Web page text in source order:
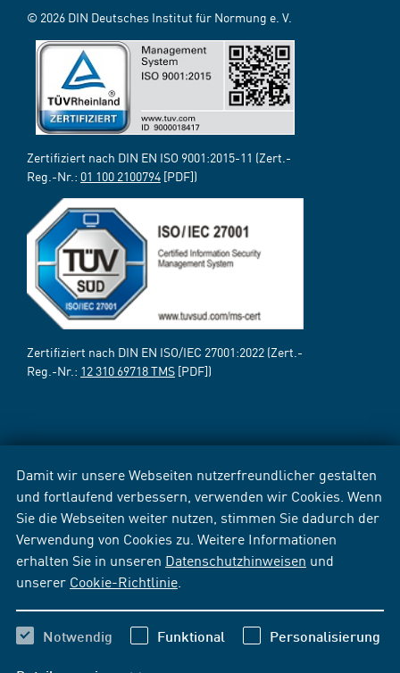
Damit wir unsere Webseiten nutzerfreundlicher gestalten
und fortlaufend verbessern, verwenden wir Cookies. Wenn
Sie die Webseiten weiter nutzen, stimmen Sie dadurch der
Verwendung von Cookies zu. Weitere Informationen
erhalten Sie in unseren Datenschutzhinweisen und
unserer Cookie-Richtlinie
Notwendig Funktional Personalisierung
© 2026 DIN Deutsches Institut für Normung e. V.
Zertifiziert nach DIN EN ISO 9001:2015-11 (Zert.-
Reg.-Nr.: 01 100 2100794 [PDF])
Zertifiziert nach DIN EN ISO/IEC 27001:2022 (Zert.-
Reg.-Nr.: 12 310 69718 TMS [PDF])